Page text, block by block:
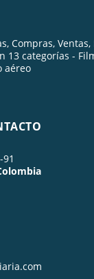
Compras, Ventas,
13 categorías -
aéreo